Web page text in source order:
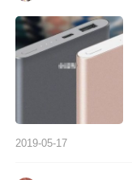
2019-05-17